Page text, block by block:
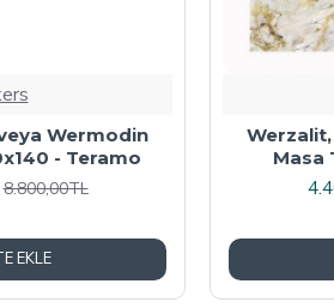
Masa
- Indiana Wood
10.000,00TL
EKLE